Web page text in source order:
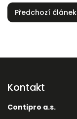
Předchozí článek
Kontakt
Contipro a.s.